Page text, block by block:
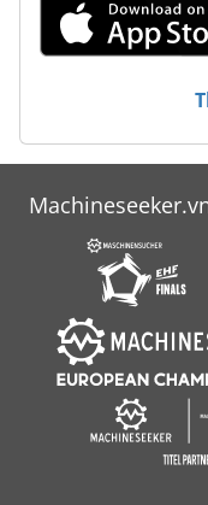
xe, tiếng ồn thấp,
sung, đèn sương mù,